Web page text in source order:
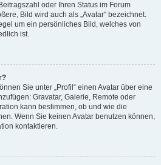
oder Ihren Status im Forum
Bild wird auch als „Avatar“ bezeichnet.
um ein persönliches Bild, welches von
ist.
Sie unter „Profil“ einen Avatar über eine
Gravatar, Galerie, Remote oder
kann bestimmen, ob und wie die
Wenn Sie keinen Avatar benutzen können,
kontaktieren.